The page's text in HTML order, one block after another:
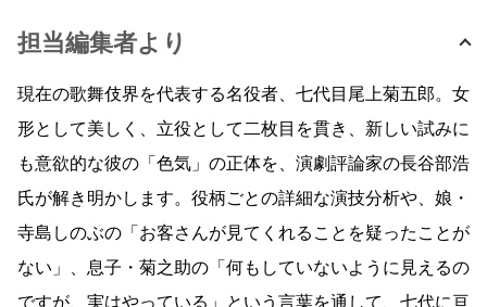
担当編集者より
現在の歌舞伎界を代表する名役者、七代目尾上菊五郎。女
形として美しく、立役として二枚目を貫き、新しい試みに
も意欲的な彼の「色気」の正体を、演劇評論家の長谷部浩
氏が解き明かします。役柄ごとの詳細な演技分析や、娘・
寺島しのぶの「お客さんが見てくれることを疑ったことが
ない」、息子・菊之助の「何もしていないように見えるの
ですが、実はやっている」という言葉を通して、七代に亘